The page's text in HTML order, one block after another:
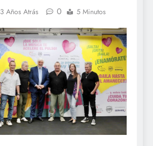
3 Años Atrás 0 5 Minutos